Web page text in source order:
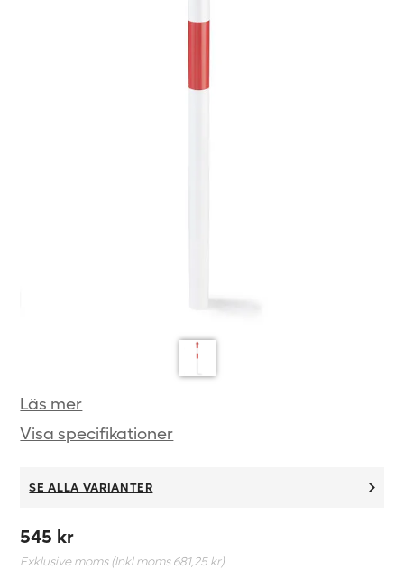
Läs mer
Visa specifikationer
SE ALLA VARIANTER
545 kr
Exklusive moms (Inkl moms681,25 kr)